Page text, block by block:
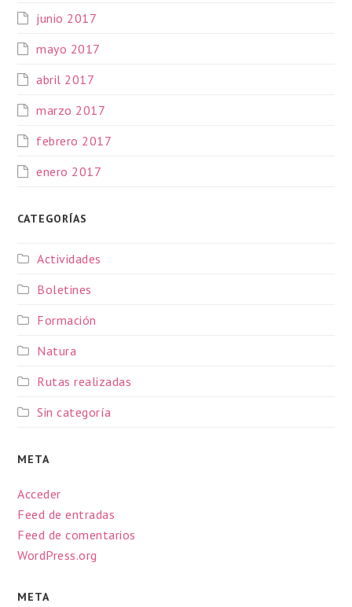
junio 2017
mayo 2017
abril 2017
marzo 2017
febrero 2017
enero 2017
CATEGORÍAS
Actividades
Boletines
Formación
Natura
Rutas realizadas
Sin categoría
META
Acceder
Feed de entradas
Feed de comentarios
WordPress.org
META